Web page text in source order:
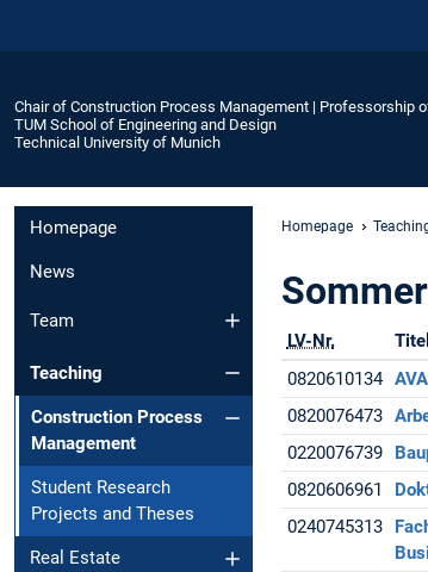
Chair of Construction Process Management | Professorship
TUM School of Engineering and Design
Technical University of Munich
Homepage
News
Team
Teaching
Construction Process
Management
Student Research
Projects and Theses
Real Estate
Homepage
LV-Nr. Titel
0820610134
0820076473
0220076739
0820606961
0240745313